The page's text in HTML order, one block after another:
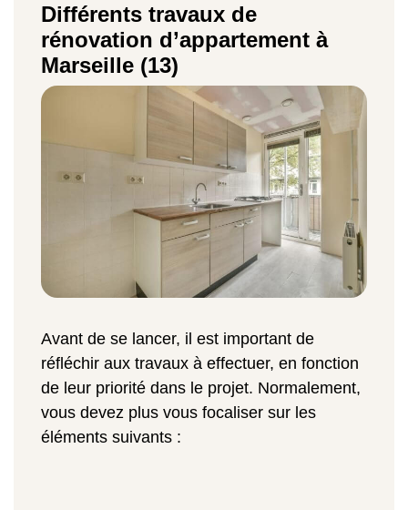
Différents travaux de
rénovation d’appartement à
Marseille (13)
Avant de se lancer, il est important de
réfléchir aux travaux à effectuer, en fonction
de leur priorité dans le projet. Normalement,
vous devez plus vous focaliser sur les
éléments suivants :